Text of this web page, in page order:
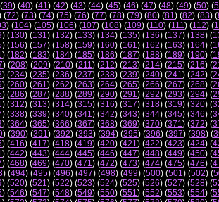
39) (40) (41) (42) (43) (44) (45) (46) (47) (48) (49) (50) (
(72) (73) (74) (75) (76) (77) (78) (79) (80) (81) (82) (83) (
) (104) (105) (106) (107) (108) (109) (110) (111) (112) (
) (130) (131) (132) (133) (134) (135) (136) (137) (138) (
) (156) (157) (158) (159) (160) (161) (162) (163) (164) (
) (182) (183) (184) (185) (186) (187) (188) (189) (190) (
) (208) (209) (210) (211) (212) (213) (214) (215) (216) (
) (234) (235) (236) (237) (238) (239) (240) (241) (242) (
) (260) (261) (262) (263) (264) (265) (266) (267) (268) (
) (286) (287) (288) (289) (290) (291) (292) (293) (294) (
) (312) (313) (314) (315) (316) (317) (318) (319) (320) (
) (338) (339) (340) (341) (342) (343) (344) (345) (346) (
) (364) (365) (366) (367) (368) (369) (370) (371) (372) (
) (390) (391) (392) (393) (394) (395) (396) (397) (398) (
) (416) (417) (418) (419) (420) (421) (422) (423) (424) (
) (442) (443) (444) (445) (446) (447) (448) (449) (450) (
) (468) (469) (470) (471) (472) (473) (474) (475) (476) (
) (494) (495) (496) (497) (498) (499) (500) (501) (502) (
) (520) (521) (522) (523) (524) (525) (526) (527) (528) (
) (546) (547) (548) (549) (550) (551) (552) (553) (554) (